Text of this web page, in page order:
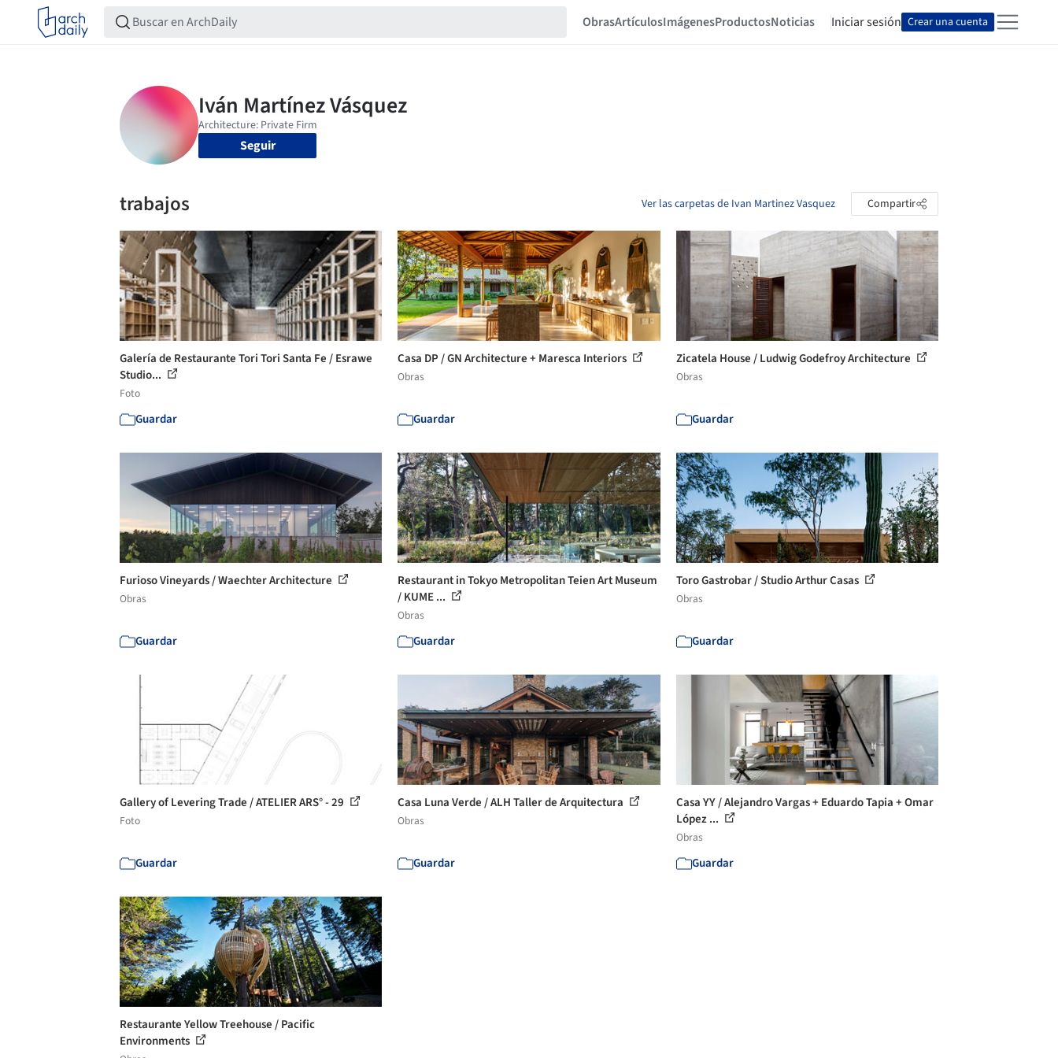
ObrasArtículosImágenesProductosNoticias Iniciar sesión Crear una cuenta
Seguir
trabajos Ver las carpetas de Ivan Martinez Vasquez Compartir
Galería de Restaurante Tori Tori Santa Fe / Esrawe
Studio...
Foto
Guardar
Casa DP / GN Architecture + Maresca Interiors
Obras
Guardar
Zicatela House / Ludwig Godefroy Architecture
Obras
Guardar
Furioso Vineyards / Waechter Architecture
Obras
Guardar
Restaurant in Tokyo Metropolitan Teien Art Museum
/ KUME ...
Obras
Guardar
Toro Gastrobar / Studio Arthur Casas
Obras
Guardar
Gallery of Levering Trade / ATELIER ARS° - 29
Foto
Guardar
Casa Luna Verde / ALH Taller de Arquitectura
Obras
Guardar
Casa YY / Alejandro Vargas + Eduardo Tapia + Omar
López ...
Obras
Guardar
Restaurante Yellow Treehouse / Pacific
Environments